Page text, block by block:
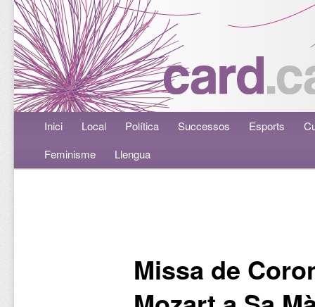
Menú principalAneu al contingut principal
Aneu al contingut secundari
Inici Local Política Successos Esports
Feminisme
Llengua
Missa de